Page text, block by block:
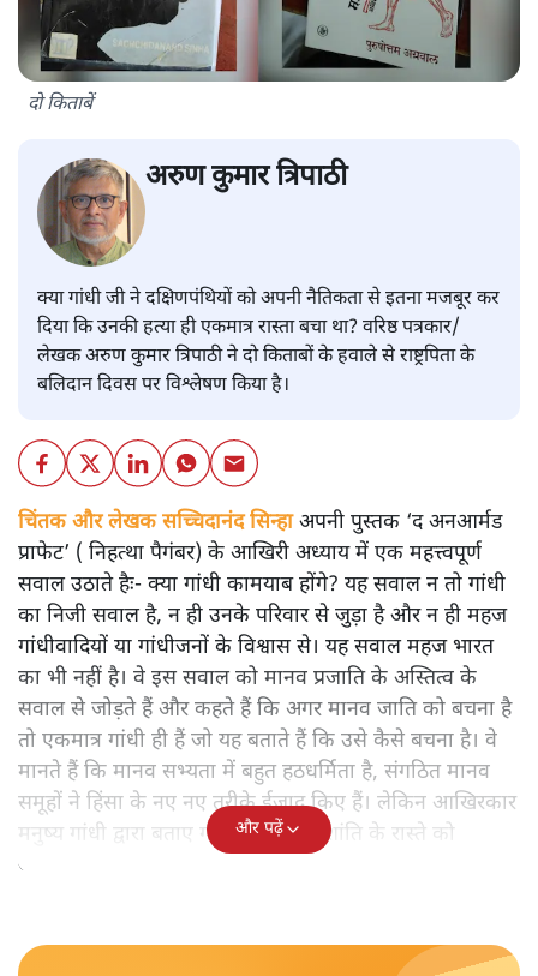
दो किताबें
अरुण कुमार त्रिपाठी
क्या गांधी जी ने दक्षिणपंथियों को अपनी नैतिकता से इतना मजबूर कर
दिया कि उनकी हत्या ही एकमात्र रास्ता बचा था? वरिष्ठ पत्रकार/
लेखक अरुण कुमार त्रिपाठी ने दो किताबों के हवाले से राष्ट्रपिता के
बलिदान दिवस पर विश्लेषण किया है।
चिंतक और लेखक सच्चिदानंद सिन्हाअपनी पुस्तक ‘द अनआर्मड
प्राफेट’ ( निहत्था पैगंबर) के आखिरी अध्याय में एक महत्त्वपूर्ण
सवाल उठाते हैः- क्या गांधी कामयाब होंगे? यह सवाल न तो गांधी
का निजी सवाल है, न ही उनके परिवार से जुड़ा है और न ही महज
गांधीवादियों या गांधीजनों के विश्वास से। यह सवाल महज भारत
का भी नहीं है। वे इस सवाल को मानव प्रजाति के अस्तित्व के
सवाल से जोड़ते हैं और कहते हैं कि अगर मानव जाति को बचना है
तो एकमात्र गांधी ही हैं जो यह बताते हैं कि उसे कैसे बचना है। वे
मानते हैं कि मानव सभ्यता में बहुत हठधर्मिता है, संगठित मानव
समूहों ने हिंसा के नए नए तरीके ईजाद किए हैं। लेकिन आखिरकार
मनुष्य गांधी द्वारा बताए गए अहिंसा और शांति के रास्ते को
अपनाएगा।
और पढ़ें